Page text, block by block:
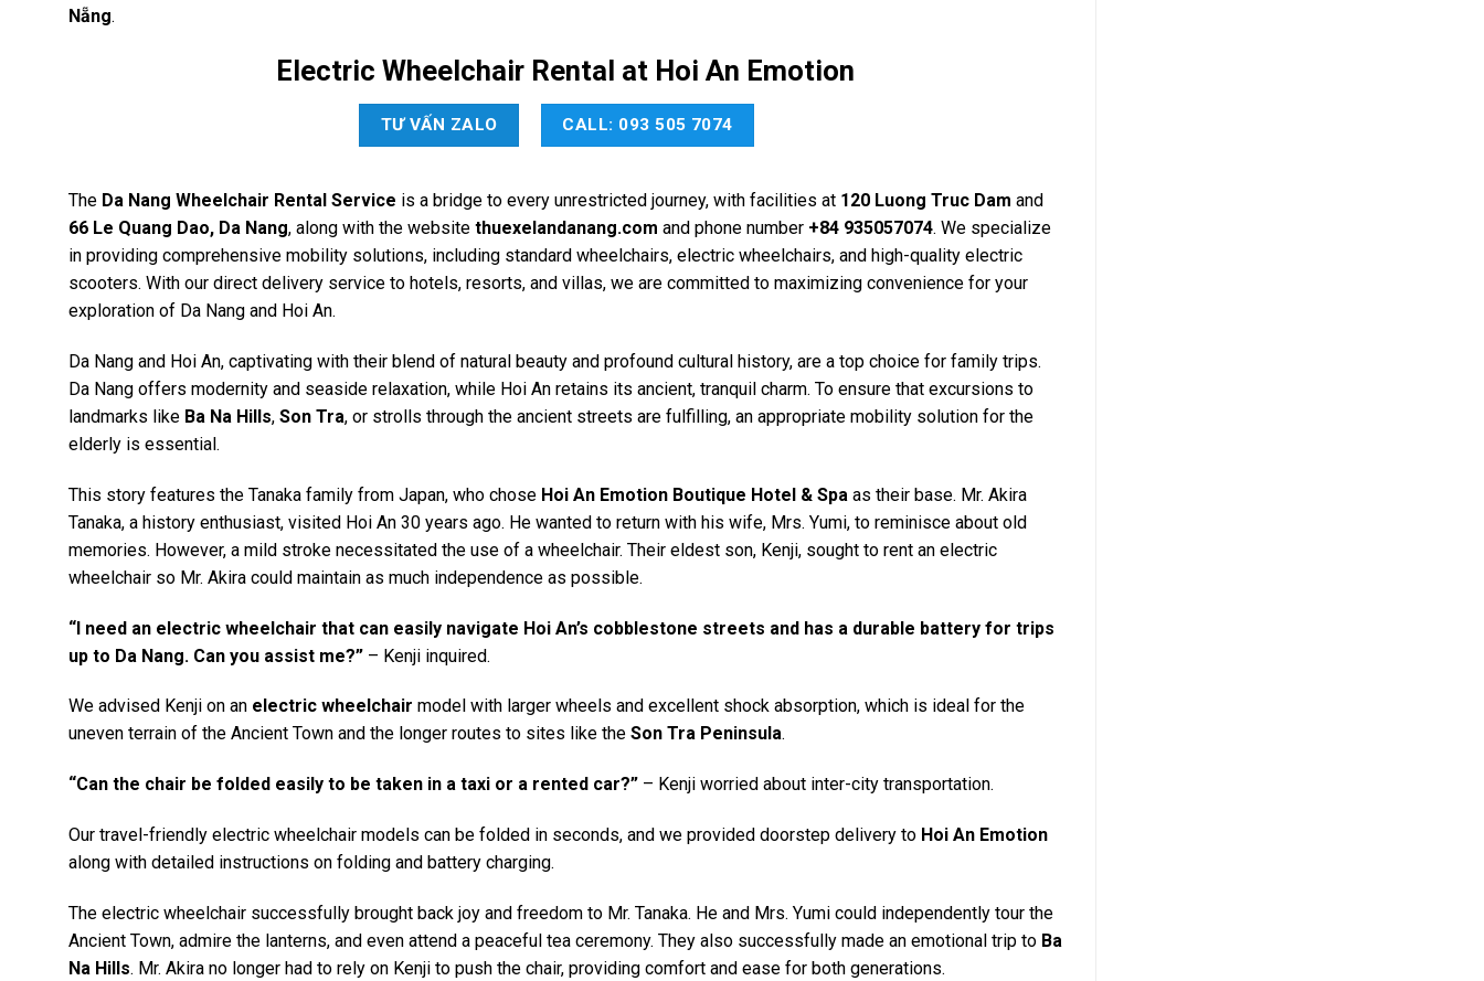
Nẵng.
Electric Wheelchair Rental at Hoi An Emotion
TƯ VẤN ZALO CALL: 093 505 7074
The Da Nang Wheelchair Rental Service is a bridge to every unrestricted journey, with facilities at 120 Luong Truc Dam and
66 Le Quang Dao, Da Nang, along with the website thuexelandanang.com and phone number +84 935057074. We specialize
in providing comprehensive mobility solutions, including standard wheelchairs, electric wheelchairs, and high-quality electric
scooters. With our direct delivery service to hotels, resorts, and villas, we are committed to maximizing convenience for your
exploration of Da Nang and Hoi An.
Da Nang and Hoi An, captivating with their blend of natural beauty and profound cultural history, are a top choice for family trips.
Da Nang offers modernity and seaside relaxation, while Hoi An retains its ancient, tranquil charm. To ensure that excursions to
landmarks like Ba Na Hills, Son Tra, or strolls through the ancient streets are fulfilling, an appropriate mobility solution for the
elderly is essential.
This story features the Tanaka family from Japan, who chose Hoi An Emotion Boutique Hotel & Spa as their base. Mr. Akira
Tanaka, a history enthusiast, visited Hoi An 30 years ago. He wanted to return with his wife, Mrs. Yumi, to reminisce about old
memories. However, a mild stroke necessitated the use of a wheelchair. Their eldest son, Kenji, sought to rent an electric
wheelchair so Mr. Akira could maintain as much independence as possible.
“I need an electric wheelchair that can easily navigate Hoi An’s cobblestone streets and has a durable battery for trips
up to Da Nang. Can you assist me?” – Kenji inquired.
We advised Kenji on an electric wheelchair model with larger wheels and excellent shock absorption, which is ideal for the
uneven terrain of the Ancient Town and the longer routes to sites like the Son Tra Peninsula.
“Can the chair be folded easily to be taken in a taxi or a rented car?” – Kenji worried about inter-city transportation.
Our travel-friendly electric wheelchair models can be folded in seconds, and we provided doorstep delivery to Hoi An Emotion
along with detailed instructions on folding and battery charging.
The electric wheelchair successfully brought back joy and freedom to Mr. Tanaka. He and Mrs. Yumi could independently tour the
Ancient Town, admire the lanterns, and even attend a peaceful tea ceremony. They also successfully made an emotional trip to Ba
Na Hills. Mr. Akira no longer had to rely on Kenji to push the chair, providing comfort and ease for both generations.